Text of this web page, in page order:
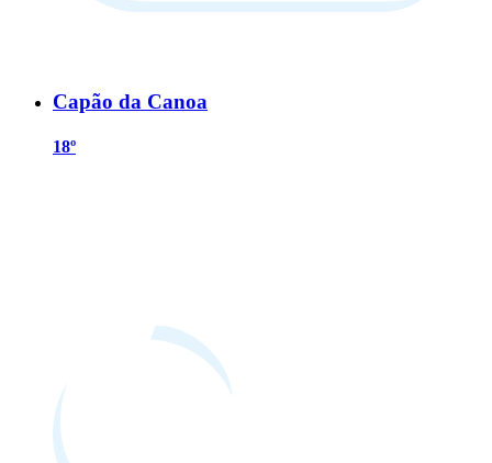
Capão da Canoa
18º